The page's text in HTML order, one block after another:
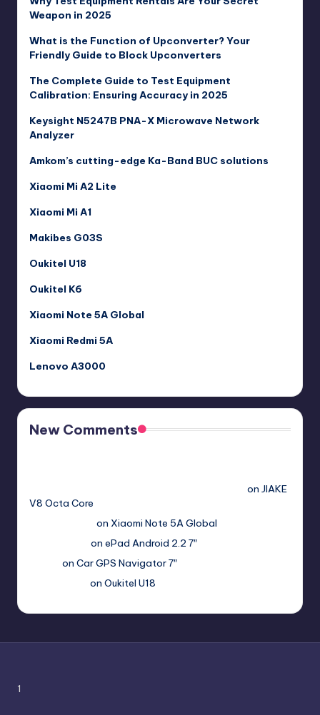
Weapon in 2025
What is the Function of Upconverter? Your
Friendly Guide to Block Upconverters
The Complete Guide to Test Equipment
Calibration: Ensuring Accuracy in 2025
Keysight N5247B PNA-X Microwave Network
Analyzer
Amkom’s cutting-edge Ka-Band BUC solutions
Xiaomi Mi A2 Lite
Xiaomi Mi A1
Makibes G03S
Oukitel U18
Oukitel K6
Xiaomi Note 5A Global
Xiaomi Redmi 5A
Lenovo A3000
New Comments
on JIAKE
V8 Octa Core
on Xiaomi Note 5A Global
on ePad Android 2.2 7″
on Car GPS Navigator 7″
on Oukitel U18
1